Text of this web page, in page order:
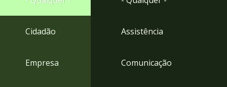
rodapé
Cidadão
Empresa
Assistência
Comunicação